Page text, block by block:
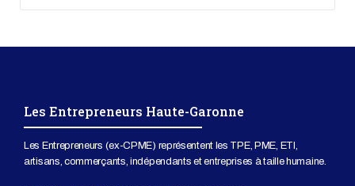
Les Entrepreneurs Haute-Garonne
Les Entrepreneurs (ex-CPME) représentent les TPE, PME, ETI,
artisans, commerçants, indépendants et entreprises à taille humaine.